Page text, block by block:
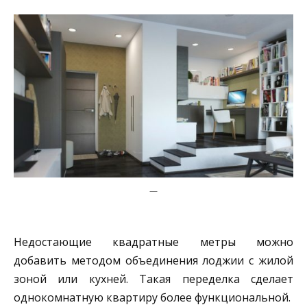
—
Недостающие квадратные метры можно
добавить методом объединения лоджии с жилой
зоной или кухней. Такая переделка сделает
однокомнатную квартиру более функциональной.